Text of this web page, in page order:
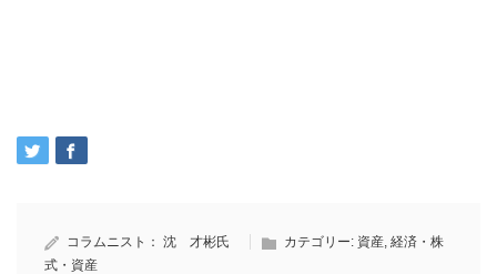
コラムニスト： 沈 才彬氏 カテゴリー: 資産 経済・株
式・資産